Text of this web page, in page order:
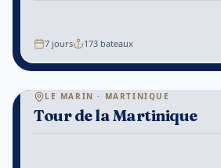
7 jours 173 bateaux
⚓
1/7
LE MARIN · MARTINIQUE
Tour de la Martinique